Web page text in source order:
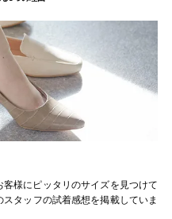
ー クリア
21.5cm
23.5cm
様にピッタリのサイズを見つけて
タッフの試着感想を掲載していま